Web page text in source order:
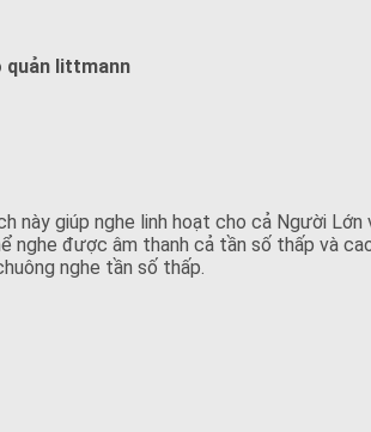
quản littmann
này giúp nghe linh hoạt cho cả Người Lớn
được âm thanh cả tần số thấp và
nghe tần số thấp.